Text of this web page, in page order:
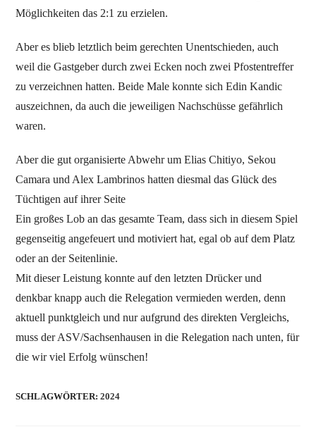
Möglichkeiten das 2:1 zu erzielen.
Aber es blieb letztlich beim gerechten Unentschieden, auch
weil die Gastgeber durch zwei Ecken noch zwei Pfostentreffer
zu verzeichnen hatten. Beide Male konnte sich Edin Kandic
auszeichnen, da auch die jeweiligen Nachschüsse gefährlich
waren.
Aber die gut organisierte Abwehr um Elias Chitiyo, Sekou
Camara und Alex Lambrinos hatten diesmal das Glück des
Tüchtigen auf ihrer Seite
Ein großes Lob an das gesamte Team, dass sich in diesem Spiel
gegenseitig angefeuert und motiviert hat, egal ob auf dem Platz
oder an der Seitenlinie.
Mit dieser Leistung konnte auf den letzten Drücker und
denkbar knapp auch die Relegation vermieden werden, denn
aktuell punktgleich und nur aufgrund des direkten Vergleichs,
muss der ASV/Sachsenhausen in die Relegation nach unten, für
die wir viel Erfolg wünschen!
SCHLAGWÖRTER:2024